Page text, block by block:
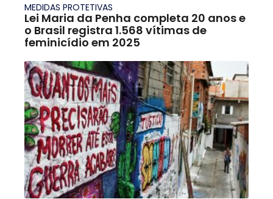
MEDIDAS PROTETIVAS
Lei Maria da Penha completa 20 anos e
o Brasil registra 1.568 vítimas de
feminicídio em 2025